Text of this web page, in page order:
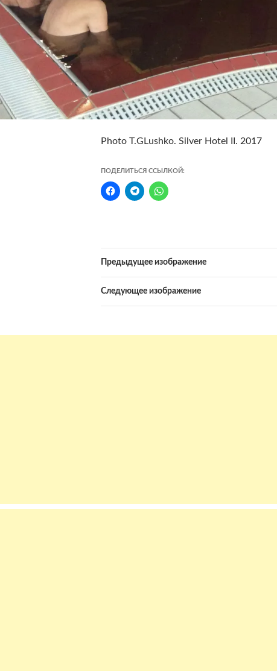
Photo T.GLushko. Silver Hotel II. 2017
ПОДЕЛИТЬСЯ ССЫЛКОЙ:
Предыдущее изображение
Следующее изображение